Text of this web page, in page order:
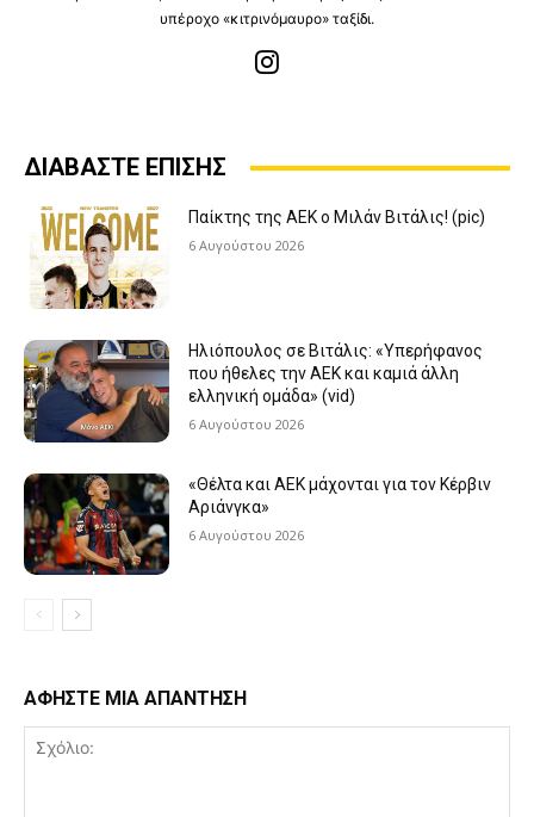
υπέροχο «κιτρινόμαυρο» ταξίδι.
ΔΙΑΒΑΣΤΕ ΕΠΙΣΗΣ
Παίκτης της ΑΕΚ ο Μιλάν Βιτάλις! (pic)
6 Αυγούστου 2026
Ηλιόπουλος σε Βιτάλις: «Υπερήφανος
που ήθελες την ΑΕΚ και καμιά άλλη
ελληνική ομάδα» (vid)
6 Αυγούστου 2026
«Θέλτα και ΑΕΚ μάχονται για τον Κέρβιν
Αριάνγκα»
6 Αυγούστου 2026
ΑΦΗΣΤΕ ΜΙΑ ΑΠΑΝΤΗΣΗ